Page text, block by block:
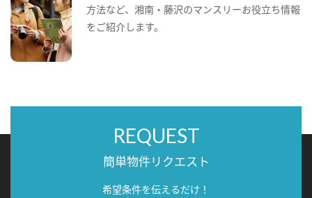
方法など、湘南・藤沢のマンスリーお役立ち情報
をご紹介します。
REQUEST
簡単物件リクエスト
希望条件を伝えるだけ！